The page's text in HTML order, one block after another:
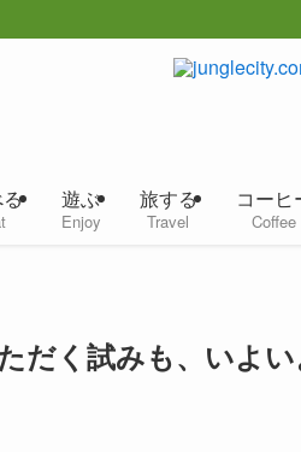
遊ぶ
Enjoy
旅する
Travel
コーヒ
Coffee
だく試みも、いよ